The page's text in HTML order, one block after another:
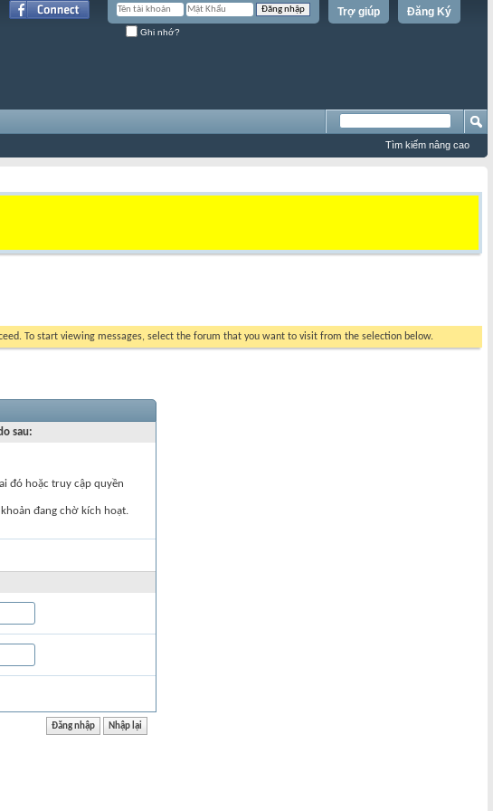
Đăng Ký
Trợ giúp
Ghi nhớ?
Tìm kiếm nâng cao
To start viewing messages, select the forum that you want to visit from the selection below.
sau:
đó hoặc truy cập quyền
đang chờ kích hoạt.